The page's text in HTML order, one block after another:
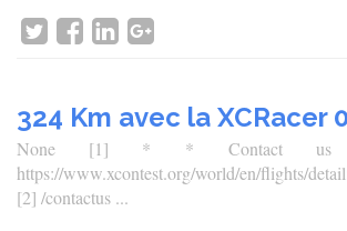
324 Km avec la XCRacer
None [1] * * Contact
https://www.xcontest.org/world/en/flights/
[2] /contactus ...